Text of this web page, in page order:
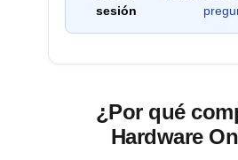
sesión
¿Por qué
Hardware